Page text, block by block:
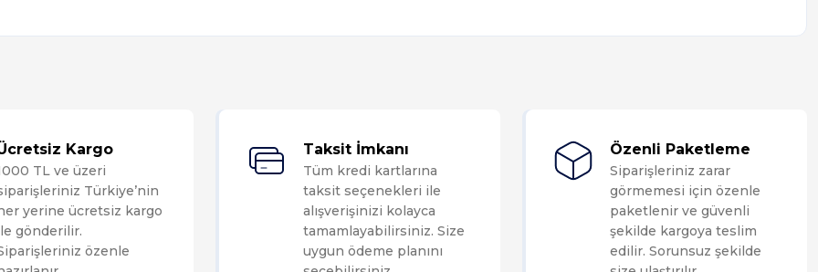
Kargo
TL ve üzeri
Türkiye’nin
yerine ücretsiz kargo
gönderilir.
özenle
Taksit İmkanı
Tüm kredi kartlarına
taksit seçenekleri ile
alışverişinizi kolayca
tamamlayabilirsiniz. Size
uygun ödeme planını
Özenli Paketleme
Siparişleriniz zarar
görmemesi için özenle
paketlenir ve güvenli
şekilde kargoya teslim
edilir. Sorunsuz şekilde